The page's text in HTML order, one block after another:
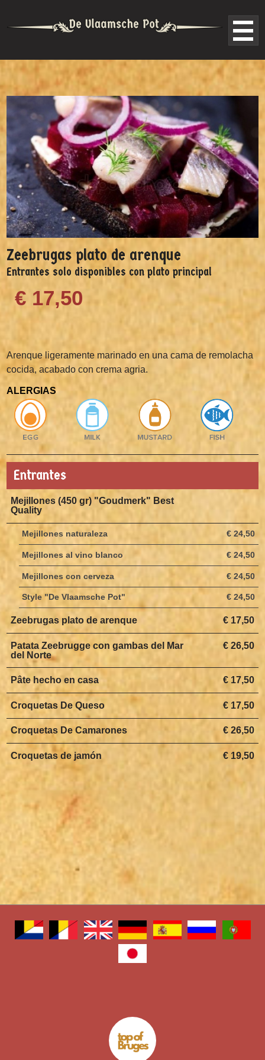
Zeebrugas plato de arenque
Entrantes solo disponibles con plato principal
€ 17,50
Arenque ligeramente marinado en una cama de remolacha
cocida, acabado con crema agria.
ALERGIAS
Entrantes
Mejillones (450 gr) "Goudmerk" Best
Quality
€ 24,50
Mejillones naturaleza
€ 24,50
Mejillones al vino blanco
€ 24,50
Mejillones con cerveza
€ 24,50
Style "De Vlaamsche Pot"
€ 17,50
Zeebrugas plato de arenque
€ 26,50
Patata Zeebrugge con gambas del Mar
del Norte
€ 17,50
Pâte hecho en casa
€ 17,50
Croquetas De Queso
€ 26,50
Croquetas De Camarones
€ 19,50
Croquetas de jamón